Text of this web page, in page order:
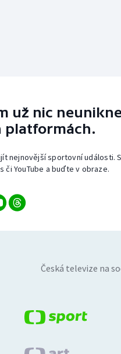
už nic
platformách.
nejnovější sportovní události.
či YouTube a buďte v obraze.
Česká televize na